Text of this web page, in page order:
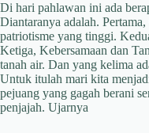
Di hari pahlawan ini ada
Diantaranya adalah.
patriotisme yang tinggi.
Ketiga, Kebersamaan dan
tanah air. Dan yang kelima
Untuk itulah mari kita
pejuang yang gagah berani
penjajah. Ujarnya